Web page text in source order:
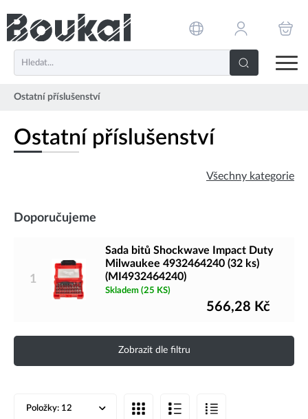
Ostatní příslušenství
Ostatní příslušenství
Všechny kategorie
Doporučujeme
1
Sada bitů Shockwave Impact Duty
Milwaukee 4932464240 (32 ks)
(MI4932464240)
Skladem (25 KS)
566,28 Kč
Zobrazit dle filtru
Položky: 12